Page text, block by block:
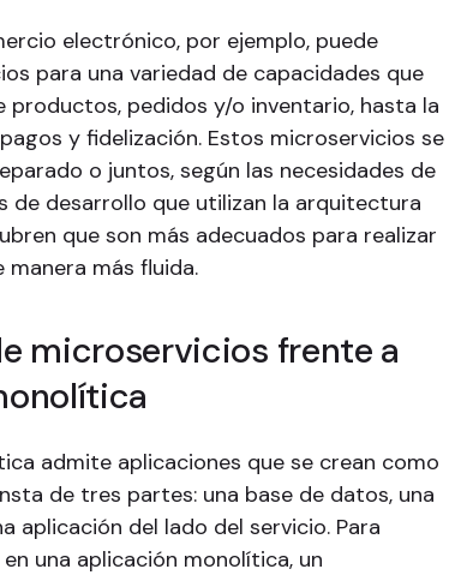
electrónico, por ejemplo, puede
para una variedad de capacidades que
productos, pedidos y/o inventario, hasta la
y fidelización. Estos microservicios se
o juntos, según las necesidades de
de desarrollo que utilizan la arquitectura
que son más adecuados para realizar
más fluida.
microservicios frente a
admite aplicaciones que se crean como
de tres partes: una base de datos, una
aplicación del lado del servicio. Para
una aplicación monolítica, un